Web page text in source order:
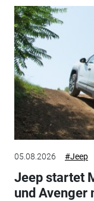
05.08.2026 #Jeep
Jeep startet
und Avenger